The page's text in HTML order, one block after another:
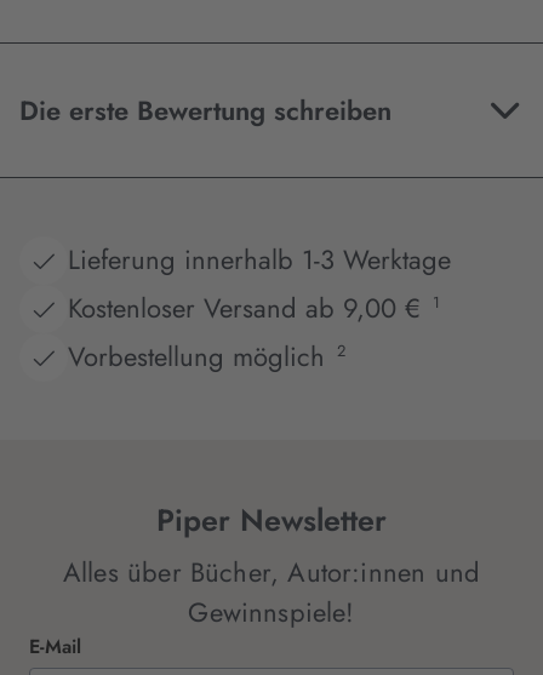
Die erste Bewertung schreiben
Lieferung innerhalb 1-3 Werktage
Kostenloser Versand ab 9,00 €
1
Vorbestellung möglich 2
Piper Newsletter
Alles über Bücher, Autor:innen und
Gewinnspiele!
E-Mail